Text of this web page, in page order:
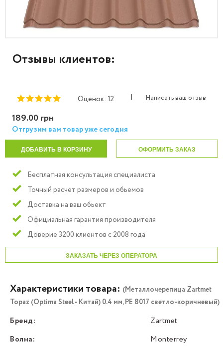
Отзывы клиентов:
Оценок: 12 | Написать ваш отзыв
189.00 грн
Отгрузим вам товар уже сегодня
ДОБАВИТЬ В КОРЗИНУ ОФОРМИТЬ ЗАКАЗ
Бесплатная консультация специалиста
Точный расчет размеров и обьемов
Доставка на ваш обьект
Официальная гарантия производителя
Доверие 3200 клиентов с 2008 года
ЗАКАЗАТЬ ЧЕРЕЗ ОПЕРАТОРА
Характеристики товара: (Металлочерепица Zartmet
Topaz (Optima Steel - Китай) 0.4 мм, РЕ 8017 светло-коричневый)
Бренд:
Zartmet
Волна:
Monterrey